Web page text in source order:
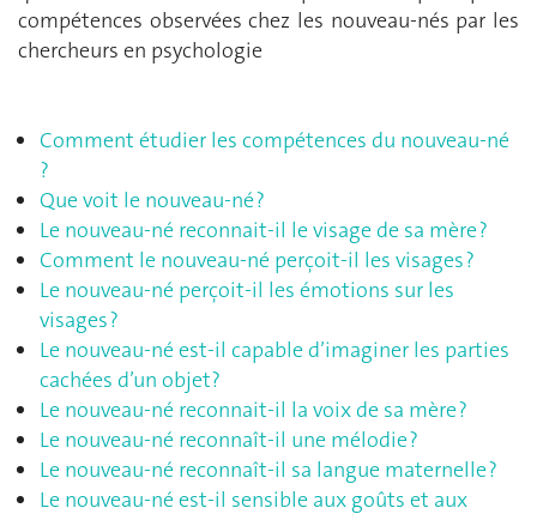
compétences observées chez les nouveau-nés par les
chercheurs en psychologie
Comment étudier les compétences du nouveau-né
?
Que voit le nouveau-né ?
Le nouveau-né reconnait-il le visage de sa mère ?
Comment le nouveau-né perçoit-il les visages ?
Le nouveau-né perçoit-il les émotions sur les
visages ?
Le nouveau-né est-il capable d’imaginer les parties
cachées d’un objet?
Le nouveau-né reconnait-il la voix de sa mère ?
Le nouveau-né reconnaît-il une mélodie ?
Le nouveau-né reconnaît-il sa langue maternelle ?
Le nouveau-né est-il sensible aux goûts et aux